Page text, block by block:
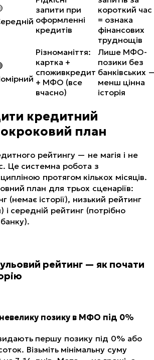
запити при
оформленні
кредитів
короткий час
= ознака
фінансових
труднощів
Різноманіття:
картка +
споживкредит
+ МФО (все
вчасно)
Лише МФО-
позики без
банківських
менш цінна
історія
кредитний
план
рейтингу — не магія і не
Це системна робота з
протягом кількох місяців.
план для трьох сценаріїв:
(немає історії), низький рейтинг
і середній рейтинг (потрібно
рейтинг — як почати
невелику позику в МФО під 0%
першу позику під 0% або
Візьміть мінімальну суму